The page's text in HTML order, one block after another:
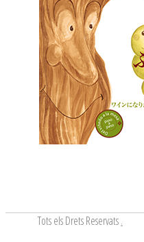
Tots els Drets Reservats.